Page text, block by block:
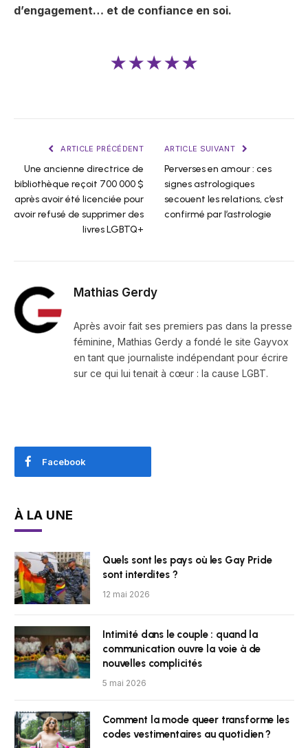
d’engagement… et de confiance en soi.
★★★★★
ARTICLE PRÉCÉDENT
Une ancienne directrice de
bibliothèque reçoit 700 000 $
après avoir été licenciée pour
avoir refusé de supprimer des
livres LGBTQ+
ARTICLE SUIVANT
Perverses en amour : ces
signes astrologiques
secouent les relations, c’est
confirmé par l’astrologie
Mathias Gerdy
Après avoir fait ses premiers pas dans la presse
féminine, Mathias Gerdy a fondé le site Gayvox
en tant que journaliste indépendant pour écrire
sur ce qui lui tenait à cœur : la cause LGBT.
Facebook
À LA UNE
Quels sont les pays où les Gay Pride
sont interdites ?
12 mai 2026
Intimité dans le couple : quand la
communication ouvre la voie à de
nouvelles complicités
5 mai 2026
Comment la mode queer transforme les
codes vestimentaires au quotidien ?